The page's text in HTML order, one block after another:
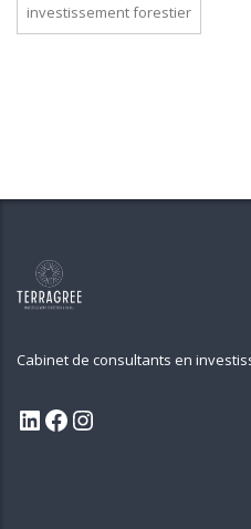
investissement forestier
Cabinet de consultants en